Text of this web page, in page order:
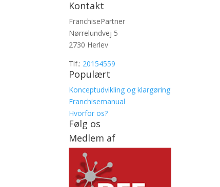
Kontakt
FranchisePartner
Nørrelundvej 5
2730 Herlev
Tlf.: 20154559
Populært
Konceptudvikling og klargøring
Franchisemanual
Hvorfor os?
Følg os
Medlem af